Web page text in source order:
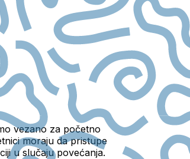
vezano za početno
moraju da pristupe
u slučaju povećanja.